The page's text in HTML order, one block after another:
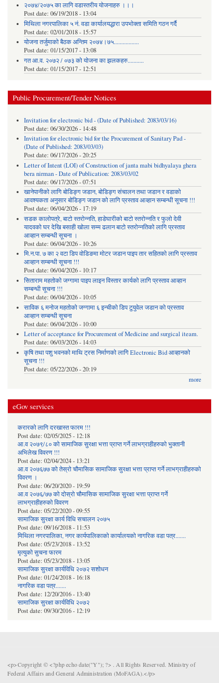
२०७४/२०७५ का लागि वडास्तरीय योजनाहरु ।।।
Post date: 06/19/2018 - 13:04
मिथिला नगरपालिका ५ नं. वडा कार्यालयद्धारा उपभोक्ता समिति गठन गर्दै
Post date: 02/01/2018 - 15:57
याेजना तर्जुमाकाे बैठक अन्तिम २०७४।७५.................
Post date: 01/15/2017 - 13:08
गत आ.व. २०७२ / ०७३ को योजना का झलकहरु...........
Post date: 01/15/2017 - 12:51
Public Procurement/Tender Notices
Invitation for electronic bid - (Date of Published: 2083/03/16)
Post date: 06/30/2026 - 14:48
Invitation for electronic bid for the Procurement of Sanitary Pad -
(Date of Published: 2083/03/03)
Post date: 06/17/2026 - 20:25
Letter of Intent (LOI) of Construction of janta mabi bidhyalaya ghera
bera nirman - Date of Publication: 2083/03/02
Post date: 06/17/2026 - 07:51
खानेपानीको लागि बोडिङ्ग जडान, बोडिङ्ग संचालन तथा जडान र वडाको
आवश्यकता अनुसार बोडिङ्ग जडान को लागि प्रस्ताव आव्हान सम्बन्धी सूचना !!!
Post date: 06/04/2026 - 17:19
सडक कालोपत्रे, बाटो स्तरोन्नति, हाडेघारीको बाटो स्तरोन्नति र फुलो देवी
यादवको घर देखि बसाही खोला सम्म ढलान बाटो स्तरोन्नतिको लागि प्रस्ताव
आव्हान सम्बन्धी सूचना ।
Post date: 06/04/2026 - 10:26
मि.न.पा. ७ का २ वटा डिप वोडिङमा मोटर जडान पाइप तार सहितको लागि प्रस्ताव
आव्हान सम्बन्धी सूचना !!!
Post date: 06/04/2026 - 10:17
सिताराम महतोको जग्गामा पाइप लाइन विस्तार कार्यको लागि प्रस्ताव आव्हान
सम्बन्धी सूचना !!!
Post date: 06/04/2026 - 10:05
साविक ६ मनोज महतोको जग्गामा ६ इन्चीको डिप टुयुवेल जडान को प्रस्ताव
आव्हान सम्बन्धी सूचना
Post date: 06/04/2026 - 10:00
Letter of acceptance for Procurement of Medicine and surgical iteam.
Post date: 06/03/2026 - 14:03
कृषि तथा पशु भवनको माथि ट्रस निर्माणको लागि Electronic Bid आव्हानको
सूचना !!!
Post date: 05/22/2026 - 20:19
more
eGov services
करारको लागि दरखास्त फारम !!!
Post date: 02/05/2025 - 12:18
आ.व २०७९/८० को सामाजिक सुरक्षा भत्ता प्राप्त गर्ने लाभग्राहीहरुको भुक्तानी
अभिलेख विवरण !!!
Post date: 02/04/2024 - 13:21
आ.व २०७६७७ को तेस्रो चौमासिक सामाजिक सुरक्षा भत्ता प्राप्त गर्ने लाभग्राहीहरुको
विवरण ।
Post date: 06/20/2020 - 19:59
आ.व २०७६/७७ को दोस्रो चौमासिक सामाजिक सुरक्षा भत्ता प्राप्त गर्ने
लाभग्राहीहरुको विवरण
Post date: 05/22/2020 - 09:55
सामाजिक सुरक्षा कार्य विधि स‌चालन २०७५
Post date: 09/16/2018 - 11:53
मिथिला नगरपालिका, नगर कार्यपालिकाको कार्यालयकाे नागरिक वडा पत्र.......
Post date: 05/23/2018 - 13:52
मृत्युको सुचना फारम
Post date: 05/23/2018 - 13:05
सामाजिक सुरक्षा कार्यविधि २०७२ स‌शाेधन
Post date: 01/24/2018 - 16:18
नागरिक वडा पत्र.......
Post date: 12/20/2016 - 13:40
सामाजिक सुरक्षा कार्यविधि २०७२
Post date: 09/30/2016 - 12:19
<p>Copyright © <?php echo date("Y"); ?> . All Rights Reserved. Ministry of
Federal Affairs and General Administration (MoFAGA).</p>